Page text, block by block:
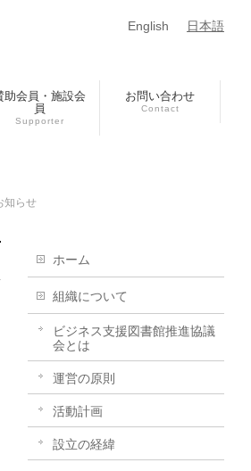
English 日本語
助会員・施設会
員
Supporter
お問い合わせ
Contact
知らせ
ホーム
組織について
ビジネス支援図書館推進協議
会とは
運営の原則
活動計画
設立の経緯